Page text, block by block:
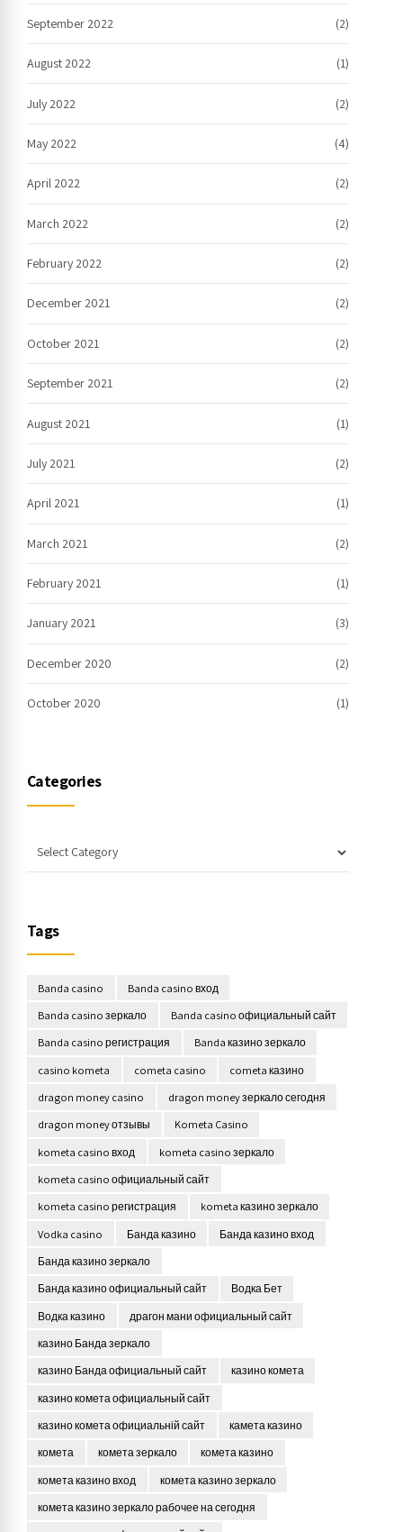
September 2022 (2)
August 2022 (1)
July 2022 (2)
May 2022 (4)
April 2022 (2)
March 2022 (2)
February 2022 (2)
December 2021 (2)
October 2021 (2)
September 2021 (2)
August 2021 (1)
July 2021 (2)
April 2021 (1)
March 2021 (2)
February 2021 (1)
January 2021 (3)
December 2020 (2)
October 2020 (1)
Categories
Tags
Banda casino
Banda casino вход
Banda casino зеркало
Banda casino официальный сайт
Banda casino регистрация
Banda казино зеркало
casino kometa
cometa casino
cometa казино
dragon money casino
dragon money зеркало сегодня
dragon money отзывы
Kometa Casino
kometa casino вход
kometa casino зеркало
kometa casino официальный сайт
kometa casino регистрация
kometa казино зеркало
Vodka casino
Банда казино
Банда казино вход
Банда казино зеркало
Банда казино официальный сайт
Водка Бет
Водка казино
драгон мани официальный сайт
казино Банда зеркало
казино Банда официальный сайт
казино комета
казино комета официальный сайт
казино комета официальній сайт
камета казино
комета
комета зеркало
комета казино
комета казино вход
комета казино зеркало
комета казино зеркало рабочее на сегодня